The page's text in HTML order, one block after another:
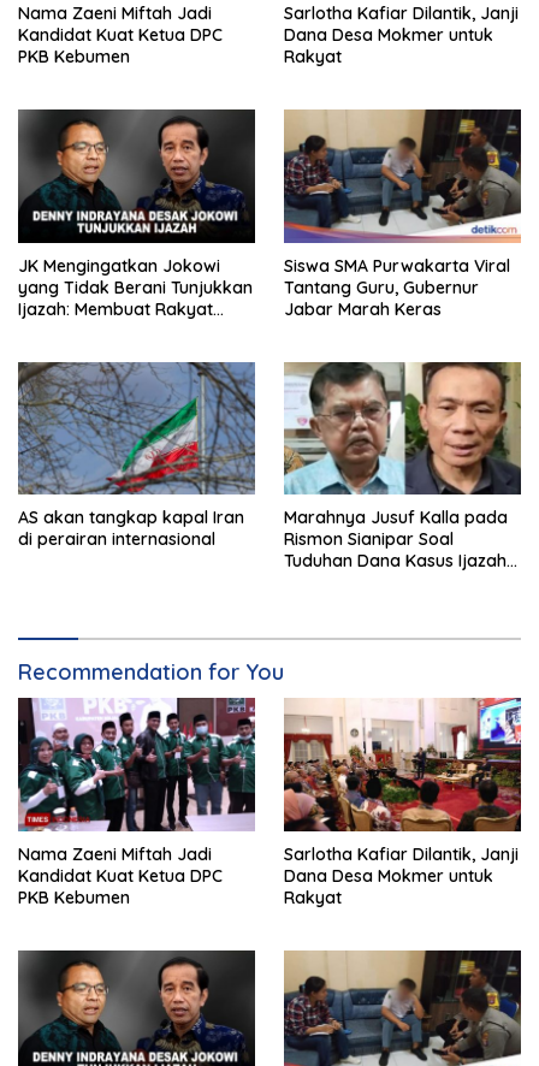
Nama Zaeni Miftah Jadi
Kandidat Kuat Ketua DPC
PKB Kebumen
Sarlotha Kafiar Dilantik, Janji
Dana Desa Mokmer untuk
Rakyat
JK Mengingatkan Jokowi
yang Tidak Berani Tunjukkan
Ijazah: Membuat Rakyat
Siswa SMA Purwakarta Viral
Tantang Guru, Gubernur
Jabar Marah Keras
AS akan tangkap kapal Iran
di perairan internasional
Marahnya Jusuf Kalla pada
Rismon Sianipar Soal
Tuduhan Dana Kasus Ijazah
Recommendation for You
Nama Zaeni Miftah Jadi
Kandidat Kuat Ketua DPC
PKB Kebumen
Sarlotha Kafiar Dilantik, Janji
Dana Desa Mokmer untuk
Rakyat